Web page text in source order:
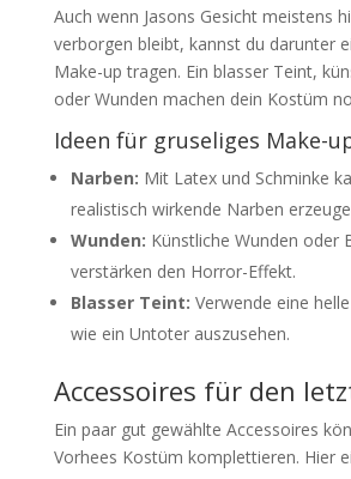
Auch wenn Jasons Gesicht meistens
verborgen bleibt, kannst du darunter
Make-up tragen. Ein blasser Teint,
oder Wunden machen dein Kostüm
Ideen für gruseliges Make-
Narben: Mit Latex und Schminke
realistisch wirkende Narben
Wunden: Künstliche Wunden oder
verstärken den Horror-Effekt.
Blasser Teint: Verwende eine
wie ein Untoter auszusehen.
Accessoires für den
Ein paar gut gewählte Accessoires
Vorhees Kostüm komplettieren. Hier